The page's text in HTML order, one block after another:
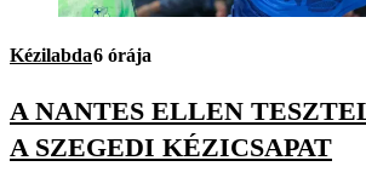
Kézilabda6 órája
A NANTES ELLEN
A SZEGEDI KÉZICSAPAT